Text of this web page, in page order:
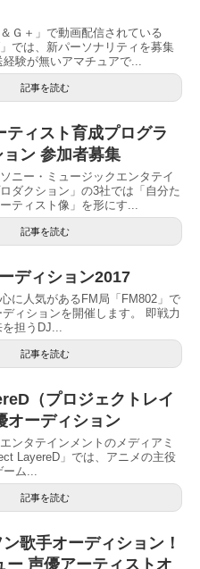
Ｇ＋」で動画配信されている
では、新パーソナリティを募集
験が無いアマチュアで...
記事を読む
ティスト育成プログラ
ン 参加者募集
ニー・ミュージックエンタテイ
ダクション」の3社では「自分た
ティスト像」を形にす...
記事を読む
ディション2017
に人気があるFM局「FM802」で
ィションを開催します。 即戦力
担うDJ...
記事を読む
（プロジェクトレイ
オーディション
ンタテインメントのメディアミ
LayereD」では、アニメの主役
ム...
記事を読む
歌手オーディション！
ー 声優アーティストオ